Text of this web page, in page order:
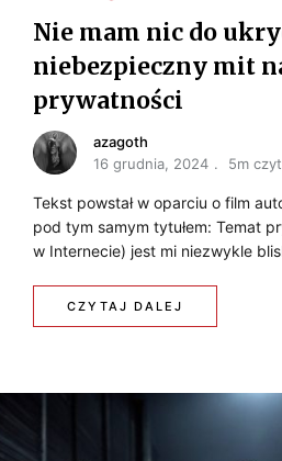
Nie mam nic do
niebezpieczny mit
prywatności
azagoth
16 grudnia, 2024
5m
Tekst powstał w oparciu o film
pod tym samym tytułem: Temat
w Internecie) jest mi niezwykle
CZYTAJ DALEJ